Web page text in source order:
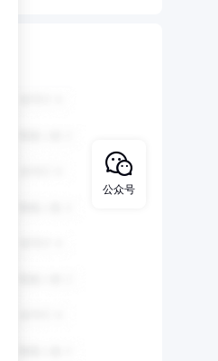
公众号